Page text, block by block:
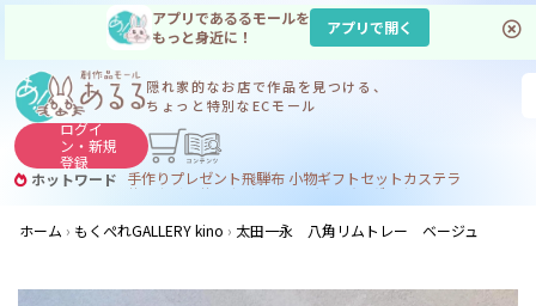
アプリであるるモールを
もっと身近に！
アプリで開く
隠れ家的なお店で作品を見つける、
ちょっと特別なECモール
ログイ
ン・新規
登録
ホットワード 手作りプレゼント飛騨布 小物ギフトセットカステラ
サヌカイト コーヒー
ジンギスカン
ホーム
もくぺれGALLERY kino 太田一永 八角リムトレー ベージュ